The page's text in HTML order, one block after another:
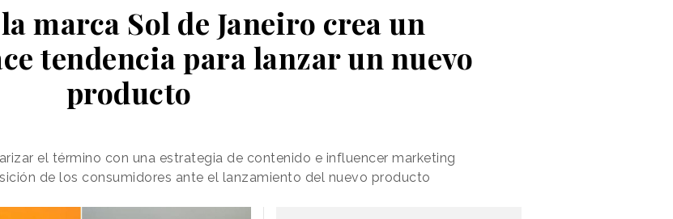
marca Sol de Janeiro crea un
tendencia para lanzar un nuevo
producto
el término con una estrategia de contenido e influencer marketing
de los consumidores ante el lanzamiento del nuevo producto